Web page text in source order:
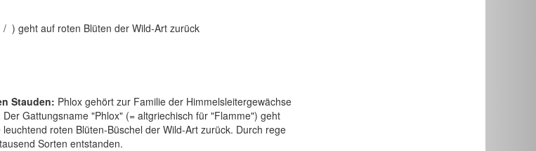
) geht auf roten Blüten der Wild-Art zurück
Stauden: Phlox gehört zur Familie der Himmelsleitergewächse
Der Gattungsname "Phlox" (= altgriechisch für "Flamme") geht
roten Blüten-Büschel der Wild-Art zurück. Durch rege
Sorten entstanden.